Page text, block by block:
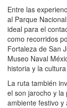
Entre las
al Parque
ideal para el
como recorridos
Fortaleza de San
Museo Naval
historia y la
La ruta también
el son jarocho y la
ambiente festivo